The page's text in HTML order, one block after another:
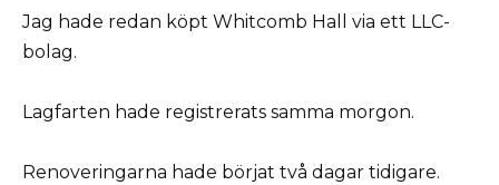
Jag hade redan köpt Whitcomb Hall via ett LLC-
bolag.
Lagfarten hade registrerats samma morgon.
Renoveringarna hade börjat två dagar tidigare.